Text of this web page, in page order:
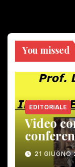
You missed
EDITORIALE
Video
1221